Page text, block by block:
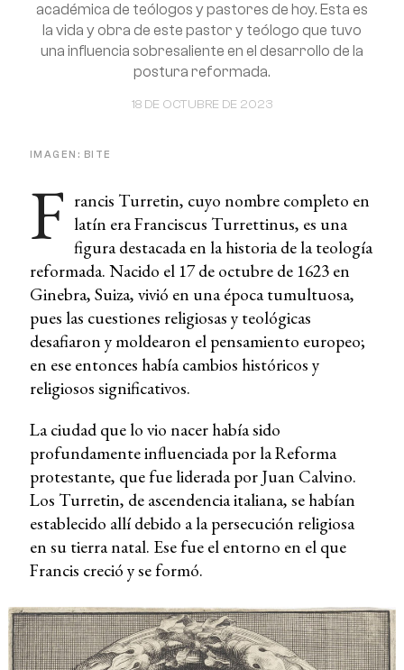
18 DE OCTUBRE DE 2023
académica de teólogos y pastores de hoy. Esta es
la vida y obra de este pastor y teólogo que tuvo
una influencia sobresaliente en el desarrollo de la
postura reformada.
IMAGEN: BITE
F rancis Turretin, cuyo nombre completo en
latín era Franciscus Turrettinus, es una
figura destacada en la historia de la teología
reformada. Nacido el 17 de octubre de 1623 en
Ginebra, Suiza, vivió en una época tumultuosa,
pues las cuestiones religiosas y teológicas
desafiaron y moldearon el pensamiento europeo;
en ese entonces había cambios históricos y
religiosos significativos.
La ciudad que lo vio nacer había sido
profundamente influenciada por la Reforma
protestante, que fue liderada por Juan Calvino.
Los Turretin, de ascendencia italiana, se habían
establecido allí debido a la persecución religiosa
en su tierra natal. Ese fue el entorno en el que
Francis creció y se formó.